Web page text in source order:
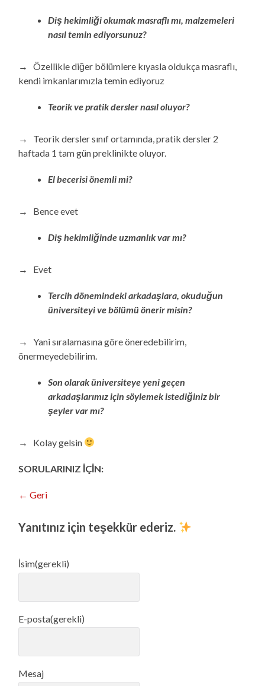
Diş hekimliği okumak masraflı mı, malzemeleri
nasıl temin ediyorsunuz?
→ Özellikle diğer bölümlere kıyasla oldukça masraflı,
kendi imkanlarımızla temin ediyoruz
Teorik ve pratik dersler nasıl oluyor?
→ Teorik dersler sınıf ortamında, pratik dersler 2
haftada 1 tam gün preklinikte oluyor.
El becerisi önemli mi?
→ Bence evet
Diş hekimliğinde uzmanlık var mı?
→ Evet
Tercih dönemindeki arkadaşlara, okuduğun
üniversiteyi ve bölümü önerir misin?
→ Yani sıralamasına göre öneredebilirim,
önermeyedebilirim.
Son olarak üniversiteye yeni geçen
arkadaşlarımız için söylemek istediğiniz bir
şeyler var mı?
→ Kolay gelsin
SORULARINIZ İÇİN:
← Geri
Yanıtınız için teşekkür ederiz.
İsim(gerekli)
E-posta(gerekli)
Mesaj